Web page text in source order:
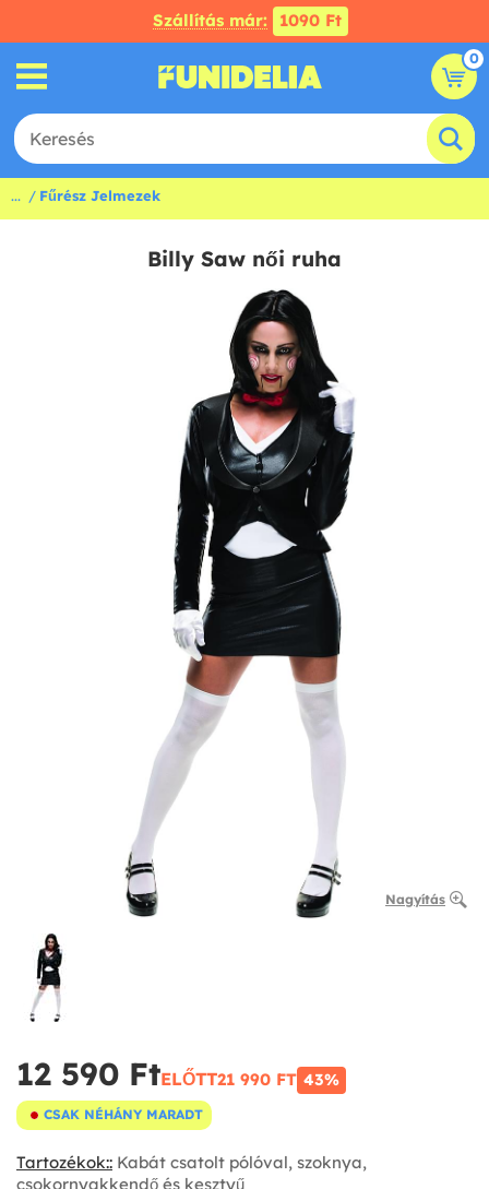
Szállítás már: 1090 Ft
0
... Fűrész Jelmezek
Billy Saw női ruha
Nagyítás
12 590 Ft‎ELŐTT21 990 FT‎ 43%
CSAK NÉHÁNY MARADT
Tartozékok:: Kabát csatolt pólóval, szoknya,
csokornyakkendő és kesztyű